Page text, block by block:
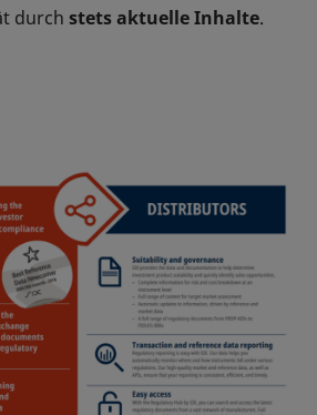
durch stets aktuelle Inhalte.